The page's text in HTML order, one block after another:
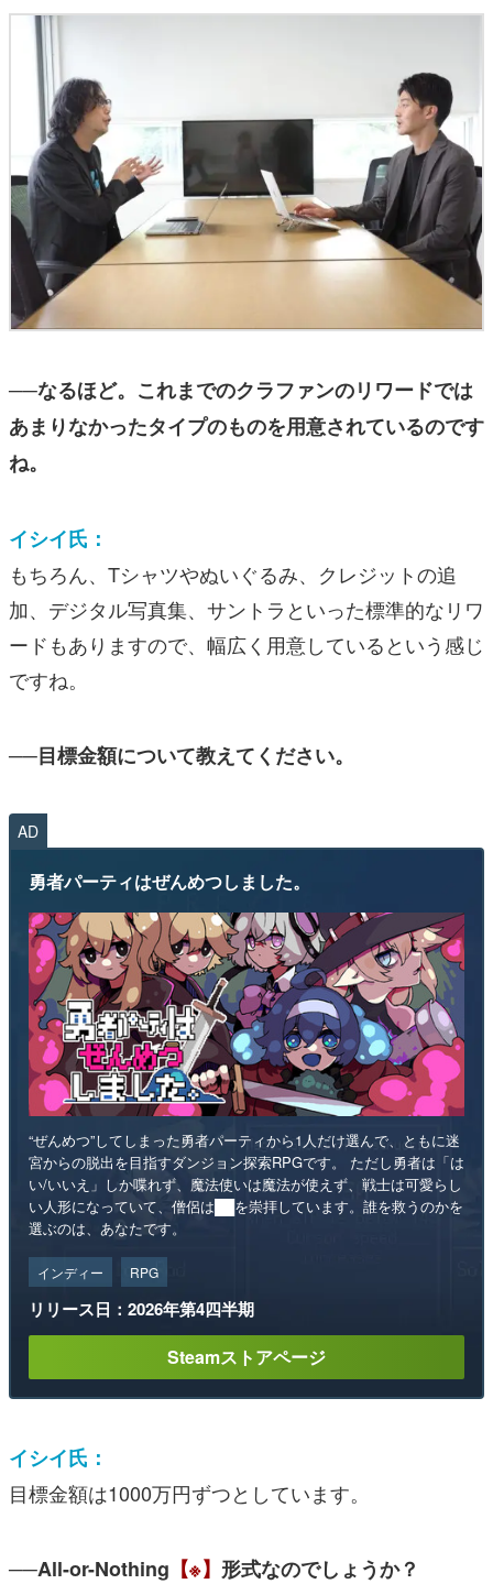
──なるほど。これまでのクラファンのリワードでは
あまりなかったタイプのものを用意されているのです
ね。
イシイ氏：
もちろん、Tシャツやぬいぐるみ、クレジットの追
加、デジタル写真集、サントラといった標準的なリワ
ードもありますので、幅広く用意しているという感じ
ですね。
──目標金額について教えてください。
AD
勇者パーティはぜんめつしました。
“ぜんめつ”してしまった勇者パーティから1人だけ選んで、ともに迷
宮からの脱出を目指すダンジョン探索RPGです。 ただし勇者は「は
い/いいえ」しか喋れず、魔法使いは魔法が使えず、戦士は可愛らし
い人形になっていて、僧侶は██を崇拝しています。誰を救うのかを
選ぶのは、あなたです。
インディー RPG
リリース日：2026年第4四半期
Steamストアページ
イシイ氏：
目標金額は1000万円ずつとしています。
──All-or-Nothing 【※】 形式なのでしょうか？